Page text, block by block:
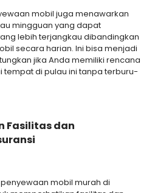
mobil juga menawarkan
mingguan yang dapat
lebih terjangkau dibandingkan
secara harian. Ini bisa menjadi
jika Anda memiliki rencana
di pulau ini tanpa terburu-
Fasilitas dan
mobil murah di